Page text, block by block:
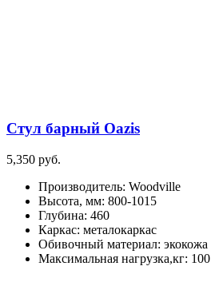
Стул барный Oazis
5,350 руб.
Производитель: Woodville
Высота, мм: 800-1015
Глубина: 460
Каркас: металокаркас
Обивочный материал: экокожа
Максимальная нагрузка,кг: 100